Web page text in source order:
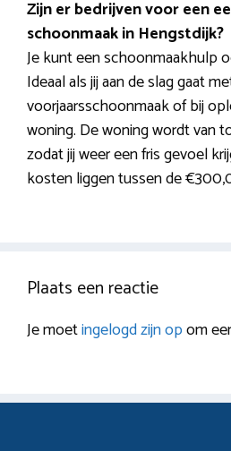
Zijn er bedrijven voor een
schoonmaak in Hengstdijk?
Je kunt een schoonmaakhulp
Ideaal als jij aan de slag gaat
voorjaarsschoonmaak of bij
woning. De woning wordt van
zodat jij weer een fris gevoel
kosten liggen tussen de
Plaats een reactie
Je moetingelogd zijn opom